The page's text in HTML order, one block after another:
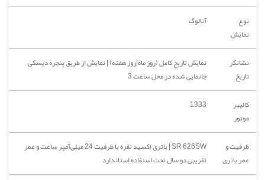
نوع
نمایش
آنالوگ
نشانگر
تاریخ
نمایش تاریخ کامل (روز ماه|روز هفته) | نمایش از طریق پنجره دیسکی
جانمایی شده در محل ساعت 3
کالیبر
موتور
1333
ظرفیت و
عمر باتری
SR 626SW | باتری اکسید نقره با ظرفیت 24 میلی‌آمپر ساعت و عمر
تقریبی دو سال تحت استفاده استاندارد